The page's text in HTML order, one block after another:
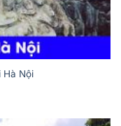
Hà Nội